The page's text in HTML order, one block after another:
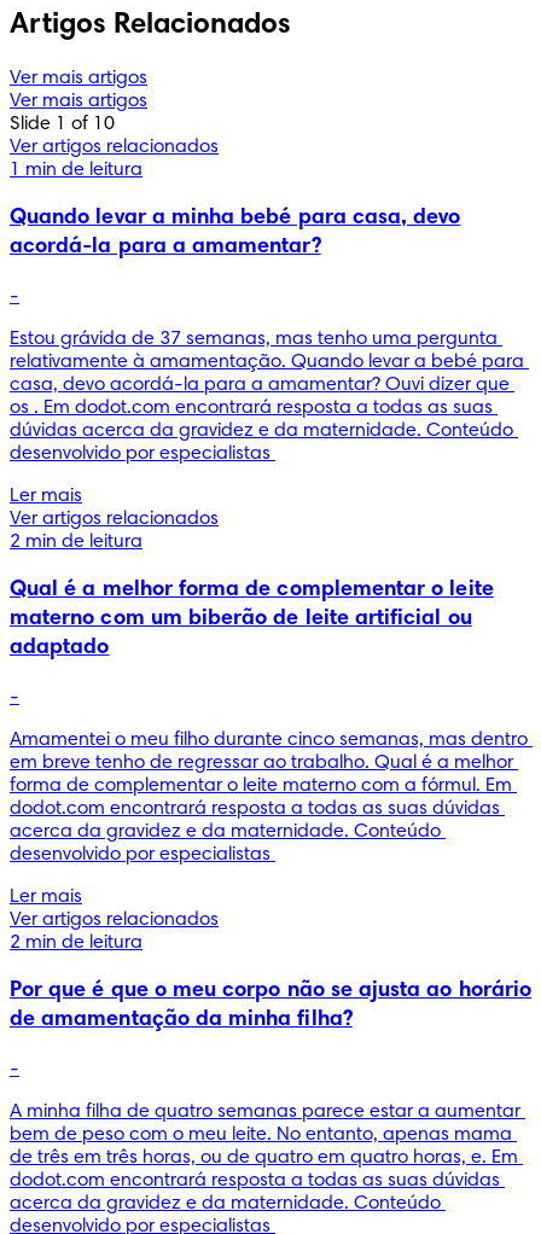
Artigos Relacionados
Ver mais artigos
Ver mais artigos
Slide 1 of 10
Ver artigos relacionados
1 min de leitura
Quando levar a minha bebé para casa, devo
acordá-la para a amamentar?
-
Estou grávida de 37 semanas, mas tenho uma pergunta
relativamente à amamentação. Quando levar a bebé para
casa, devo acordá-la para a amamentar? Ouvi dizer que
os . Em dodot.com encontrará resposta a todas as suas
dúvidas acerca da gravidez e da maternidade. Conteúdo
desenvolvido por especialistas
Ler mais
Ver artigos relacionados
2 min de leitura
Qual é a melhor forma de complementar o leite
materno com um biberão de leite artificial ou
adaptado
-
Amamentei o meu filho durante cinco semanas, mas dentro
em breve tenho de regressar ao trabalho. Qual é a melhor
forma de complementar o leite materno com a fórmul. Em
dodot.com encontrará resposta a todas as suas dúvidas
acerca da gravidez e da maternidade. Conteúdo
desenvolvido por especialistas
Ler mais
Ver artigos relacionados
2 min de leitura
Por que é que o meu corpo não se ajusta ao horário
de amamentação da minha filha?
-
A minha filha de quatro semanas parece estar a aumentar
bem de peso com o meu leite. No entanto, apenas mama
de três em três horas, ou de quatro em quatro horas, e. Em
dodot.com encontrará resposta a todas as suas dúvidas
acerca da gravidez e da maternidade. Conteúdo
desenvolvido por especialistas